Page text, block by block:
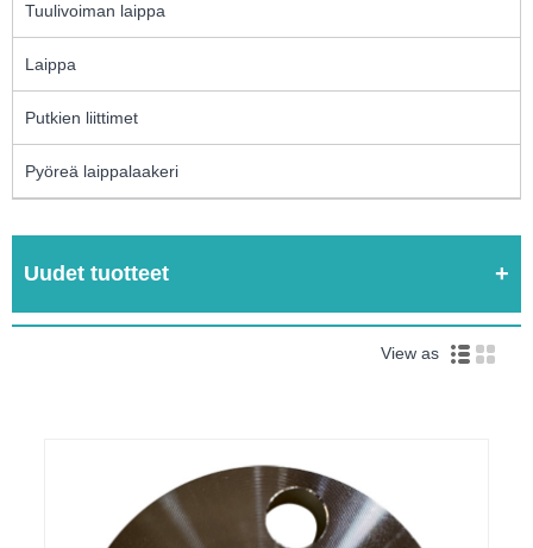
Tuulivoiman laippa
Laippa
Putkien liittimet
Pyöreä laippalaakeri
Uudet tuotteet
View as